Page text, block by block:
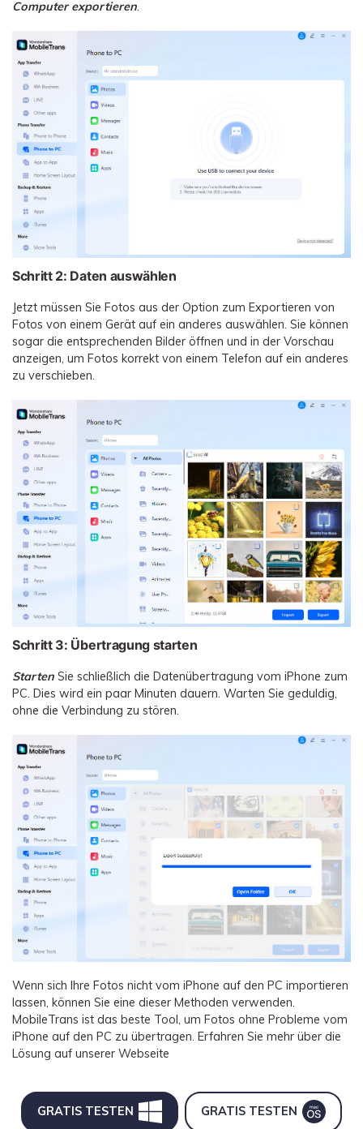
Computer exportieren.
Schritt 2: Daten auswählen
Jetzt müssen Sie Fotos aus der Option zum Exportieren von
Fotos von einem Gerät auf ein anderes auswählen. Sie können
sogar die entsprechenden Bilder öffnen und in der Vorschau
anzeigen, um Fotos korrekt von einem Telefon auf ein anderes
zu verschieben.
Schritt 3: Übertragung starten
Starten Sie schließlich die Datenübertragung vom iPhone zum
PC. Dies wird ein paar Minuten dauern. Warten Sie geduldig,
ohne die Verbindung zu stören.
Wenn sich Ihre Fotos nicht vom iPhone auf den PC importieren
lassen, können Sie eine dieser Methoden verwenden.
MobileTrans ist das beste Tool, um Fotos ohne Probleme vom
iPhone auf den PC zu übertragen. Erfahren Sie mehr über die
Lösung auf unserer Webseite
GRATIS TESTEN GRATIS TESTEN